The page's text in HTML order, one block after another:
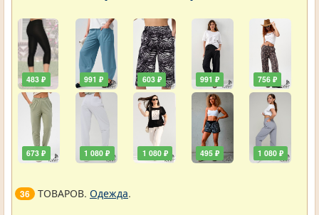
483 ₽
673 ₽
991 ₽
1 080 ₽
603 ₽
1 080 ₽
991 ₽
495 ₽
756 ₽
1 080 ₽
36 ТОВАРОВ. Одежда.